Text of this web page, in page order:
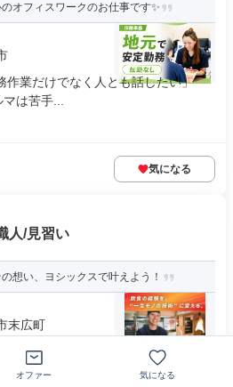
オフィスワークのお仕事です✨
業だけでなく人とも話したい」
は苦手...
気になる
人/見習い
想い、ヨシックスで叶えよう！
末広町
・資格不問／ ◎こんな方を歓迎しま
で...
オファー 気になる